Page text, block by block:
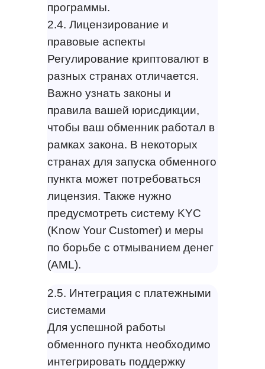
программы.
2.4. Лицензирование и
правовые аспекты
Регулирование криптовалют в
разных странах отличается.
Важно узнать законы и
правила вашей юрисдикции,
чтобы ваш обменник работал в
рамках закона. В некоторых
странах для запуска обменного
пункта может потребоваться
лицензия. Также нужно
предусмотреть систему KYC
(Know Your Customer) и меры
по борьбе с отмыванием денег
(AML).
2.5. Интеграция с платежными
системами
Для успешной работы
обменного пункта необходимо
интегрировать поддержку